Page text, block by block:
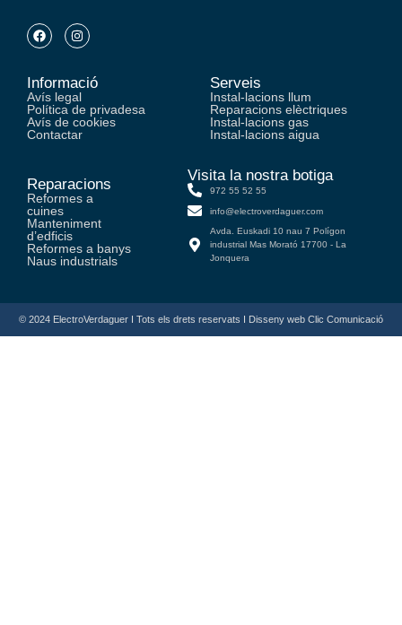
Informació
Avís legal
Política de privadesa
Avís de cookies
Contactar
Serveis
Instal-lacions llum
Reparacions elèctriques
Instal-lacions gas
Instal-lacions aigua
Reparacions
Reformes a
cuines
Manteniment
d’edficis
Reformes a banys
Naus industrials
Visita la nostra botiga
972 55 52 55
info@electroverdaguer.com
Avda. Euskadi 10 nau 7 Polígon
industrial Mas Morató 17700 - La
Jonquera
© 2024 ElectroVerdaguer I Tots els drets reservats I Disseny web Clic Comunicació